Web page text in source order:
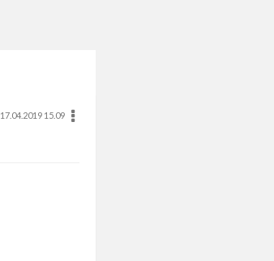
17.04.2019 15.09